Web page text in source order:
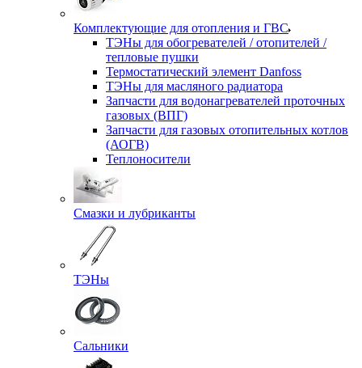
Комплектующие для отопления и ГВС
ТЭНы для обогревателей / отопителей /
тепловые пушки
Термостатический элемент Danfoss
ТЭНы для масляного радиатора
Запчасти для водонагревателей проточных
газовых (ВПГ)
Запчасти для газовых отопительных котлов
(АОГВ)
Теплоносители
Смазки и лубриканты
ТЭНы
Сальники